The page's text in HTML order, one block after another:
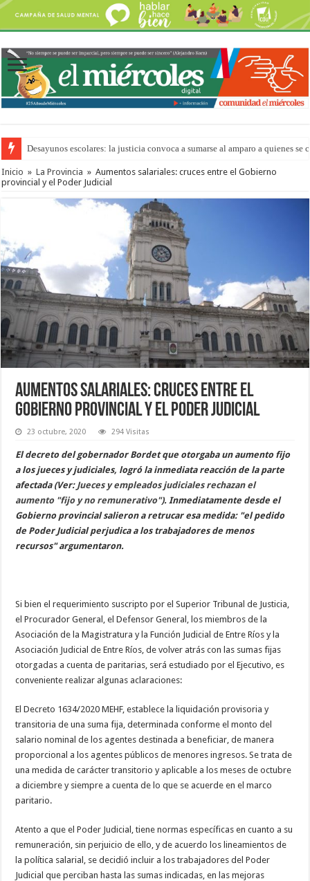
Desayunos escolares: la justicia convoca a sumarse al amparo a quienes se
Inicio » La Provincia » Aumentos salariales: cruces entre el Gobierno
provincial y el Poder Judicial
Aumentos salariales: cruces entre el
Gobierno provincial y el Poder Judicial
23 octubre, 2020 294 Visitas
El decreto del gobernador Bordet que otorgaba un aumento fijo
a los jueces y judiciales, logró la inmediata reacción de la parte
afectada (Ver: Jueces y empleados judiciales rechazan el
aumento "fijo y no remunerativo"). Inmediatamente desde el
Gobierno provincial salieron a retrucar esa medida: "el pedido
de Poder Judicial perjudica a los trabajadores de menos
recursos" argumentaron.
Si bien el requerimiento suscripto por el Superior Tribunal de Justicia,
el Procurador General, el Defensor General, los miembros de la
Asociación de la Magistratura y la Función Judicial de Entre Ríos y la
Asociación Judicial de Entre Ríos, de volver atrás con las sumas fijas
otorgadas a cuenta de paritarias, será estudiado por el Ejecutivo, es
conveniente realizar algunas aclaraciones:
El Decreto 1634/2020 MEHF, establece la liquidación provisoria y
transitoria de una suma fija, determinada conforme el monto del
salario nominal de los agentes destinada a beneficiar, de manera
proporcional a los agentes públicos de menores ingresos. Se trata de
una medida de carácter transitorio y aplicable a los meses de octubre
a diciembre y siempre a cuenta de lo que se acuerde en el marco
paritario.
Atento a que el Poder Judicial, tiene normas específicas en cuanto a su
remuneración, sin perjuicio de ello, y de acuerdo los lineamientos de
la política salarial, se decidió incluir a los trabajadores del Poder
Judicial que perciban hasta las sumas indicadas, en las mejoras